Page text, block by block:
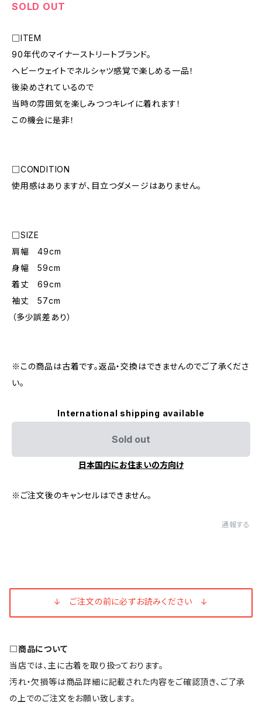
SOLD OUT
□ITEM
90年代のマイナーストリートブランド。
ヘビーウェイトでネルシャツ感覚で楽しめる一品！
後染めされているので
当時の雰囲気を楽しみつつキレイに着れます！
この機会に是非！
□CONDITION
使用感はありますが、目立つダメージはありません。
□SIZE
肩幅 49cm
身幅 59cm
着丈 69cm
袖丈 57cm
（多少誤差あり）
※この商品は古着です。返品・交換はできませんのでご了承くださ
い。
International shipping available
Sold out
日本国内にお住まいの方向け
※ご注文後のキャンセルはできません。
通報する
↓ ご注文の前に必ずお読みください ↓
□商品について
当店では、主に古着を取り扱っております。
汚れ・欠損等は商品詳細に記載された内容をご確認頂き、ご了承
の上でのご注文をお願い致します。